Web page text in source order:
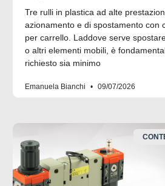
Tre rulli in plastica ad alte
azionamento e di spostamento con
per carrello. Laddove serve
o altri elementi mobili, è
richiesto sia minimo
Emanuela Bianchi 09/07/2026